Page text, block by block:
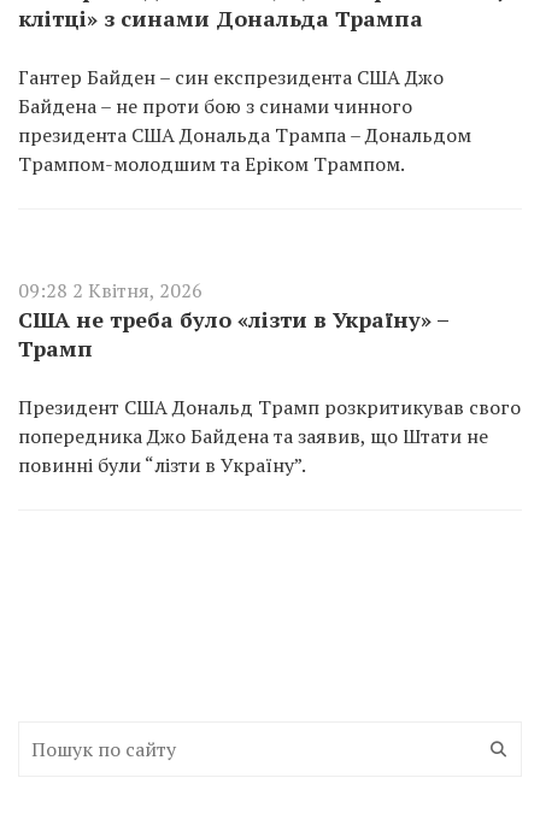
клітці» з синами Дональда Трампа
Гантер Байден – син експрезидента США Джо
Байдена – не проти бою з синами чинного
президента США Дональда Трампа – Дональдом
Трампом-молодшим та Еріком Трампом.
09:28 2 Квітня, 2026
США не треба було «лізти в Україну» –
Трамп
Президент США Дональд Трамп розкритикував свого
попередника Джо Байдена та заявив, що Штати не
повинні були “лізти в Україну”.